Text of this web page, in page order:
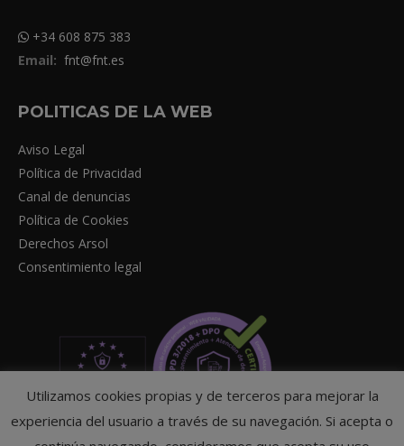
+34 608 875 383
Email: fnt@fnt.es
POLITICAS DE LA WEB
Aviso Legal
Política de Privacidad
Canal de denuncias
Política de Cookies
Derechos Arsol
Consentimiento legal
Utilizamos cookies propias y de terceros para mejorar la
experiencia del usuario a través de su navegación. Si acepta o